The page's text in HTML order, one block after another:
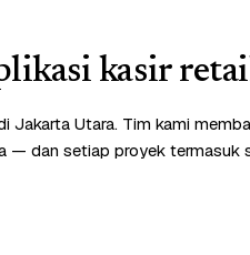
kasir
Jakarta Utara. Tim kami
— dan setiap proyek termasuk